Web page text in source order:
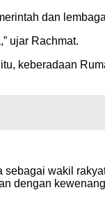
dan
ujar Rachmat.
keberadaan
wakil
dengan